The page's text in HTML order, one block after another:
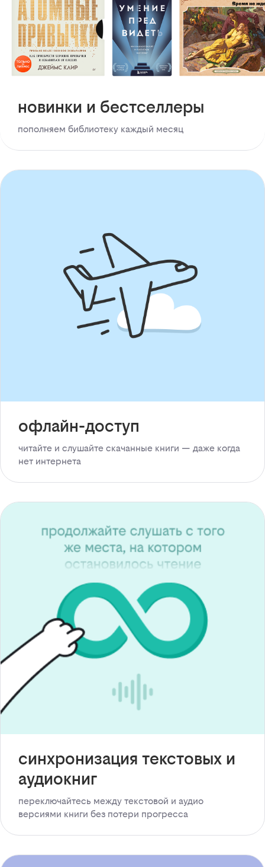
новинки и бестселлеры
пополняем библиотеку каждый месяц
офлайн-доступ
читайте и слушайте скачанные книги — даже когда
нет интернета
синхронизация текстовых и
аудиокниг
переключайтесь между текстовой и аудио
версиями книги без потери прогресса